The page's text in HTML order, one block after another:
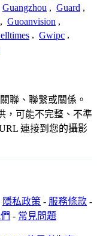
Guangzhou , Guard ,
, Guoanvision ,
, Gwipc ,
聯、聯繫或關係。
，可能不完整、不準
連接到您的攝影
隱私政策 - 服務條款 -
- 常見問題